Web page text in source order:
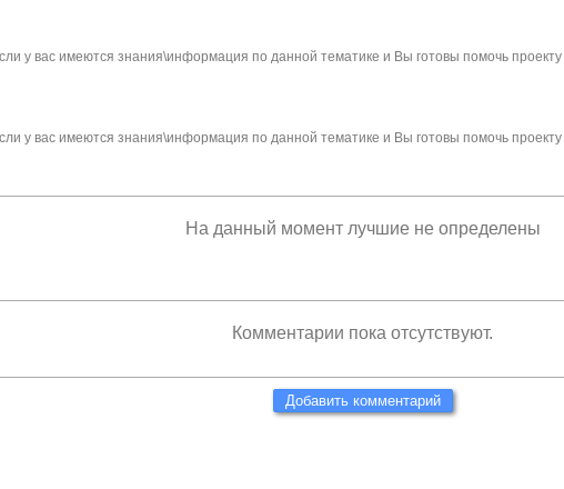
у вас имеются знания\информация по данной тематике и Вы готовы помочь проекту
у вас имеются знания\информация по данной тематике и Вы готовы помочь проекту
На данный момент лучшие не определены
Комментарии пока отсутствуют.
Добавить комментарий